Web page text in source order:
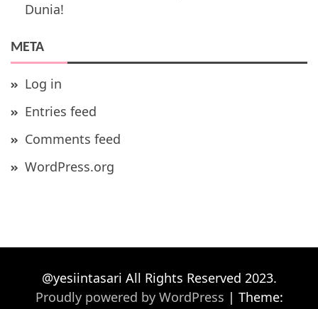
Dunia!
META
Log in
Entries feed
Comments feed
WordPress.org
@yesiintasari All Rights Reserved 2023.
Proudly powered by WordPress | Theme: